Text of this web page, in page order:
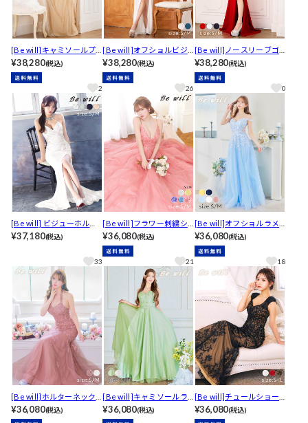
[Be will]キャミソールプ
リーツビジューウエスト
シアーAラインロングキャ
バドレス[A-0206]
¥38,280(税込)
2
[Be will]オフショルビジ
ューサイドシアースリッ
トタイトロングキャバド
レス[A-0204]
¥38,280(税込)
26
[Be will]ノースリーブゴ
ージャスビジュースリッ
トタイトロングキャバド
レス[A-0202]
¥38,280(税込)
0
[Be will] ビジューホルタ
ーネックサイドシアーノ
¥37,180(税込)
33
[Be will]フラワー刺繍シ
ャイニーチュールAライン
ロングキャバドレス[A-01
23]
¥36,080(税込)
21
[Be will]オフショルラメ
フラワー刺繍サイドシア
ーAラインロングキャバド
レス[A-0106]
¥36,080(税込)
18
[Be will]ホルターネック
フラワー刺繍チュールマ
ーメイドロングキャバド
¥36,080(税込)
[Be will]キャミソールラ
メフラワーチュールAライ
ンロングキャバドレス[A-
¥36,080(税込)
[Be will]チュールショー
ル付きオールビジューレ
ースロングキャバドレス
¥36,080(税込)